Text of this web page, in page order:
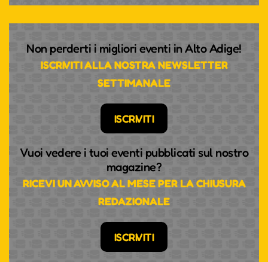
Non perderti i migliori eventi in Alto Adige!
ISCRIVITI ALLA NOSTRA NEWSLETTER
SETTIMANALE
ISCRIVITI
Vuoi vedere i tuoi eventi pubblicati sul nostro
magazine?
RICEVI UN AVVISO AL MESE PER LA CHIUSURA
REDAZIONALE
ISCRIVITI